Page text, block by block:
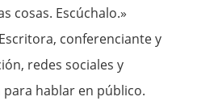
cosas. Escúchalo.»
Escritora, conferenciante y
redes sociales y
hablar en público.